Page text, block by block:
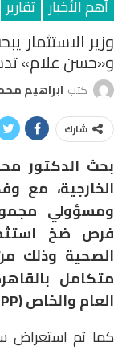
أهم الأخبار تقارير
وزير الاستثمار
و«حسن علام»
كتب ابراهيم
شارك
بحث الدكتور
الخارجية، مع
ومسؤولي
فرص ضخ
الصحية وذلك
متكامل
العام والخاص (PPP)؛ بحسب بيان اليوم الخميس.
كما تم استعراض